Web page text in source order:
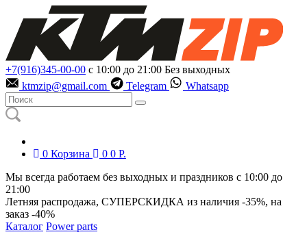
+7(916)345-00-00 с 10:00 до 21:00 Без выходных
ktmzip@gmail.com
Telegram Whatsapp
0 Корзина 0 0 Р.
Мы всегда работаем без выходных и праздников с 10:00 до
21:00
Летняя распродажа, СУПЕРСКИДКА из наличия -35%, на
заказ -40%
Каталог Power parts